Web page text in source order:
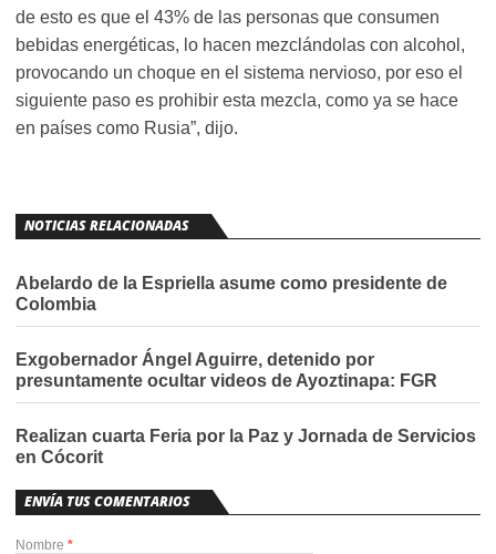
de esto es que el 43% de las personas que consumen
bebidas energéticas, lo hacen mezclándolas con alcohol,
provocando un choque en el sistema nervioso, por eso el
siguiente paso es prohibir esta mezcla, como ya se hace
en países como Rusia”, dijo.
NOTICIAS RELACIONADAS
Abelardo de la Espriella asume como presidente de
Colombia
Exgobernador Ángel Aguirre, detenido por
presuntamente ocultar videos de Ayoztinapa: FGR
Realizan cuarta Feria por la Paz y Jornada de Servicios
en Cócorit
ENVÍA TUS COMENTARIOS
Nombre *